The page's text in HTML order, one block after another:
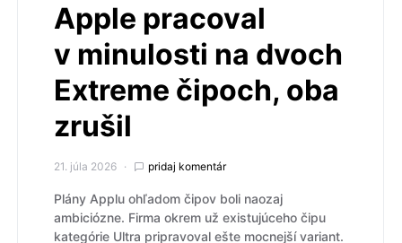
Apple pracoval
v minulosti na dvoch
Extreme čipoch, oba
zrušil
21. júla 2026 pridaj komentár
Plány Applu ohľadom čipov boli naozaj
ambiciózne. Firma okrem už existujúceho čipu
kategórie Ultra pripravoval ešte mocnejší variant.